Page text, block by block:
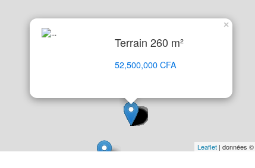
Terrain 260 m²
52,500,000 CFA
×
Leaflet | données ©